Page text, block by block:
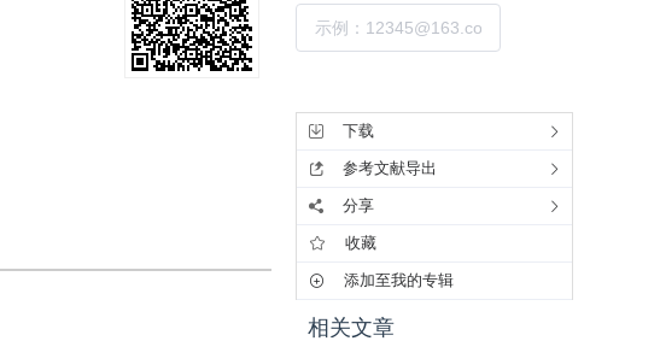
下载
参考文献导出
分享
收藏
添加至我的专辑
相关文章